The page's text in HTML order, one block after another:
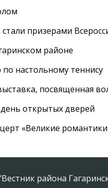
призерами
районе
настольному теннису
посвященная
день открытых дверей
«Великие
района